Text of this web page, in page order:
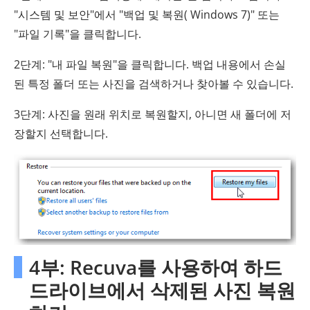
"시스템 및 보안"에서 "백업 및 복원( Windows 7)" 또는
"파일 기록"을 클릭합니다.
2단계: "내 파일 복원"을 클릭합니다. 백업 내용에서 손실
된 특정 폴더 또는 사진을 검색하거나 찾아볼 수 있습니다.
3단계: 사진을 원래 위치로 복원할지, 아니면 새 폴더에 저
장할지 선택합니다.
4부: Recuva를 사용하여 하드
드라이브에서 삭제된 사진 복원